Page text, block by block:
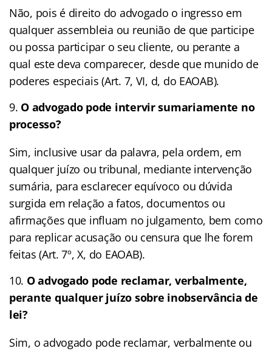
Não, pois é direito do advogado o ingresso em
qualquer assembleia ou reunião de que participe
ou possa participar o seu cliente, ou perante a
qual este deva comparecer, desde que munido de
poderes especiais (Art. 7, VI, d, do EAOAB).
O advogado pode intervir sumariamente no
processo?
Sim, inclusive usar da palavra, pela ordem, em
qualquer juízo ou tribunal, mediante intervenção
sumária, para esclarecer equívoco ou dúvida
surgida em relação a fatos, documentos ou
afirmações que influam no julgamento, bem como
para replicar acusação ou censura que lhe forem
feitas (Art. 7º, X, do EAOAB).
O advogado pode reclamar, verbalmente,
perante qualquer juízo sobre inobservância de
lei?
Sim, o advogado pode reclamar, verbalmente ou